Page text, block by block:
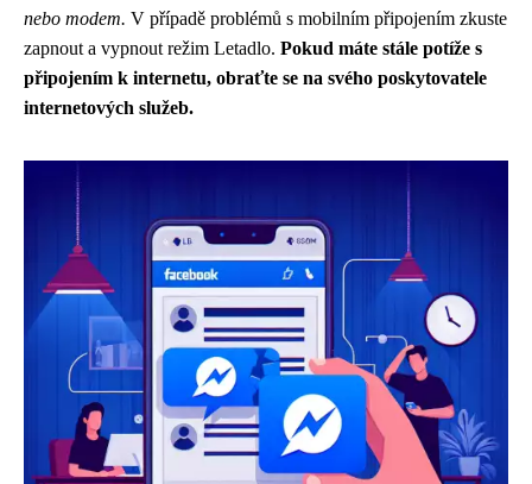
nebo modem. V případě problémů s mobilním připojením zkuste
zapnout a vypnout režim Letadlo. Pokud máte stále potíže s
připojením k internetu, obraťte se na svého poskytovatele
internetových služeb.